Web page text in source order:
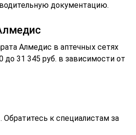
документацию.
Алмедис в аптечных сетях
до 31 345 руб. в зависимости от
к специалистам за